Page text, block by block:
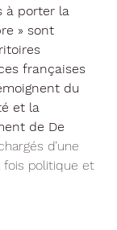
à porter la
» sont
françaises
du
et la
de De
d’une
fois politique et